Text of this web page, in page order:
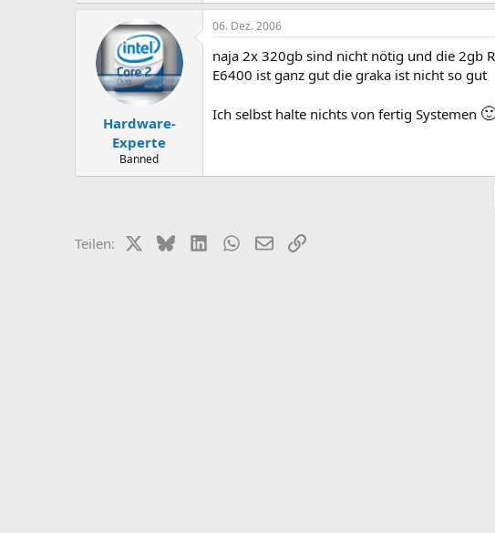
Hardware-
Experte
Banned
06. Dez. 2006
naja 2x 320gb sind nicht nötig und die 2gb
E6400 ist ganz gut die graka ist nicht so gut
Ich selbst halte nichts von fertig Systemen
Teilen: X (Twitter)
BlueskyLinkedInWhatsApp
E-MailLink